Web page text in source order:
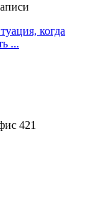
когда
...
421